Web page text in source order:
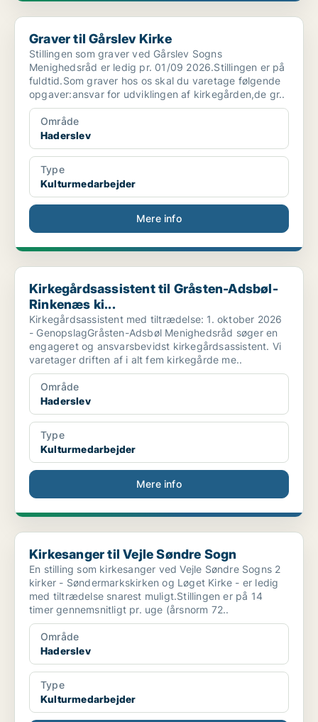
Graver til Gårslev Kirke
Graver til Gårslev Kirke
Stillingen som graver ved Gårslev Sogns
Menighedsråd er ledig pr. 01/09 2026.Stillingen er på
fuldtid.Som graver hos os skal du varetage følgende
opgaver:ansvar for udviklingen af kirkegården,de gr..
Område
Haderslev
Type
Kulturmedarbejder
Mere info
Kirkegårdsassistent til Gråsten-Adsbøl-Rinkenæs ki...
Kirkegårdsassistent til Gråsten-Adsbøl-
Rinkenæs ki...
Kirkegårdsassistent med tiltrædelse: 1. oktober 2026
- GenopslagGråsten-Adsbøl Menighedsråd søger en
engageret og ansvarsbevidst kirkegårdsassistent. Vi
varetager driften af i alt fem kirkegårde me..
Område
Haderslev
Type
Kulturmedarbejder
Mere info
Kirkesanger til Vejle Søndre Sogn
Kirkesanger til Vejle Søndre Sogn
En stilling som kirkesanger ved Vejle Søndre Sogns 2
kirker - Søndermarkskirken og Løget Kirke - er ledig
med tiltrædelse snarest muligt.Stillingen er på 14
timer gennemsnitligt pr. uge (årsnorm 72..
Område
Haderslev
Type
Kulturmedarbejder